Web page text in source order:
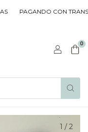
PAGANDO CON
0
1 / 2